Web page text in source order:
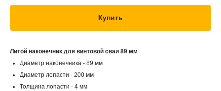
Купить
Литой наконечник для винтовой сваи 89 мм
Диаметр наконечника - 89 мм
Диаметр лопасти - 200 мм
Толщина лопасти - 4 мм